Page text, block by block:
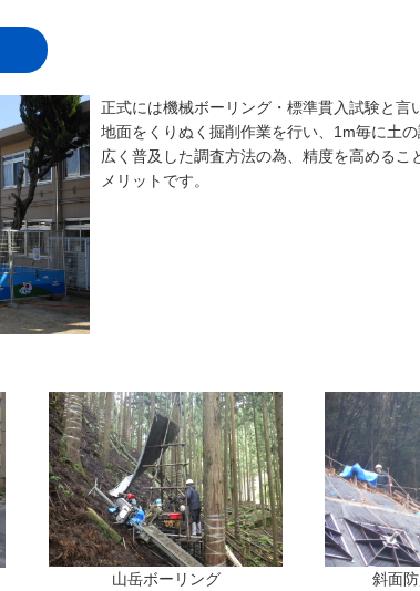
正式には機械ボーリング・標準貫入試験と言
地面をくりぬく掘削作業を行い、1m毎に土
広く普及した調査方法の為、精度を高める
メリットです。
山岳ボーリング 斜面